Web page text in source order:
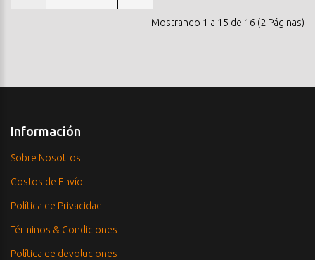
Mostrando 1 a 15 de 16 (2 Páginas)
Información
Sobre Nosotros
Costos de Envío
Política de Privacidad
Términos & Condiciones
Política de devoluciones